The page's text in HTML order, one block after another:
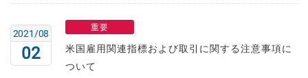
02
2021/08
重要
米国雇用関連指標および取引に関する注意事項に
ついて